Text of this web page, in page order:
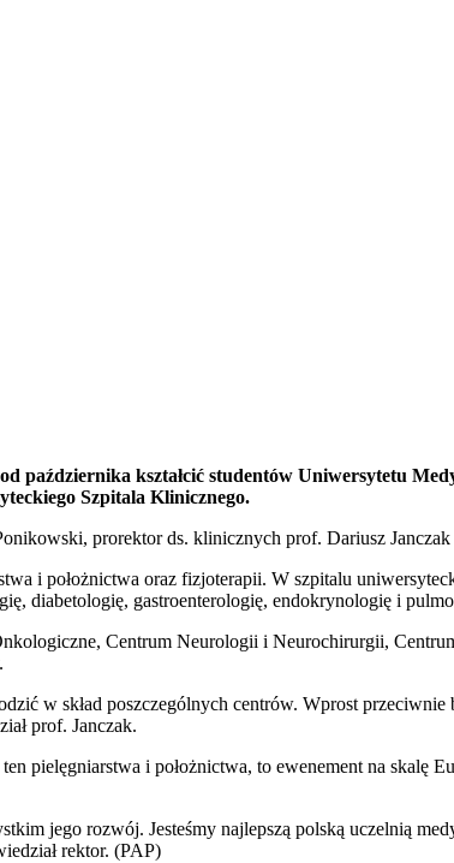
października kształcić studentów Uniwersytetu
Szpitala Klinicznego.
prorektor ds. klinicznych prof. Dariusz
i położnictwa oraz fizjoterapii. W szpitalu
diabetologię, gastroenterologię, endokrynologię i
Centrum Neurologii i Neurochirurgii,
w skład poszczególnych centrów. Wprost
prof. Janczak.
pielęgniarstwa i położnictwa, to ewenement na skalę
jego rozwój. Jesteśmy najlepszą polską uczelnią
rektor. (PAP)